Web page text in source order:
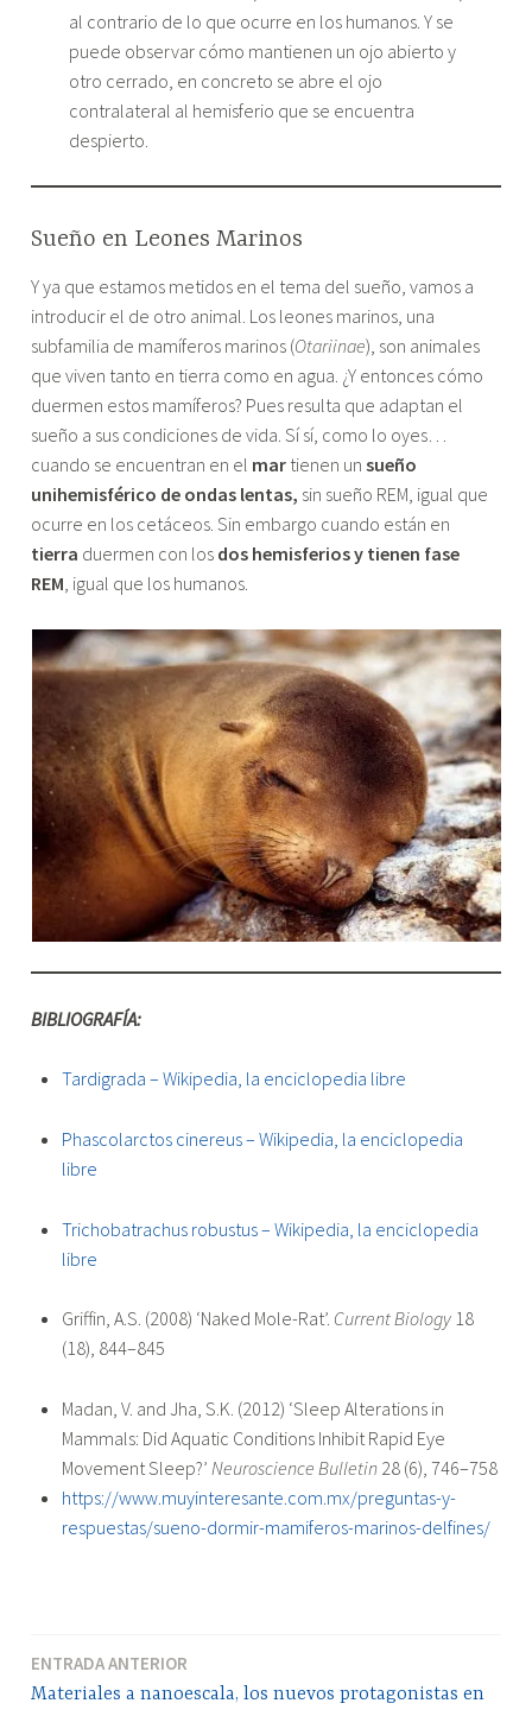
al contrario de lo que ocurre en los humanos. Y se
puede observar cómo mantienen un ojo abierto y
otro cerrado, en concreto se abre el ojo
contralateral al hemisferio que se encuentra
despierto.
Sueño en Leones Marinos
Y ya que estamos metidos en el tema del sueño, vamos a
introducir el de otro animal. Los leones marinos, una
subfamilia de mamíferos marinos (Otariinae), son animales
que viven tanto en tierra como en agua. ¿Y entonces cómo
duermen estos mamíferos? Pues resulta que adaptan el
sueño a sus condiciones de vida. Sí sí, como lo oyes…
cuando se encuentran en el mar tienen unsueño
unihemisférico de ondas lentas, sin sueño REM, igual que
ocurre en los cetáceos. Sin embargo cuando están en
tierra duermen con los dos hemisferios y tienen fase
REM, igual que los humanos.
BIBLIOGRAFÍA:
Tardigrada – Wikipedia, la enciclopedia libre
Phascolarctos cinereus – Wikipedia, la enciclopedia
libre
Trichobatrachus robustus – Wikipedia, la enciclopedia
libre
Griffin, A.S. (2008) ‘Naked Mole-Rat’. Current Biology18
(18), 844–845
Madan, V. and Jha, S.K. (2012) ‘Sleep Alterations in
Mammals: Did Aquatic Conditions Inhibit Rapid Eye
Movement Sleep?’ Neuroscience Bulletin28 (6), 746–758
https://www.muyinteresante.com.mx/preguntas-y-
respuestas/sueno-dormir-mamiferos-marinos-delfines/
Navegación
ENTRADA ANTERIOR
Materiales a nanoescala, los nuevos protagonistas en